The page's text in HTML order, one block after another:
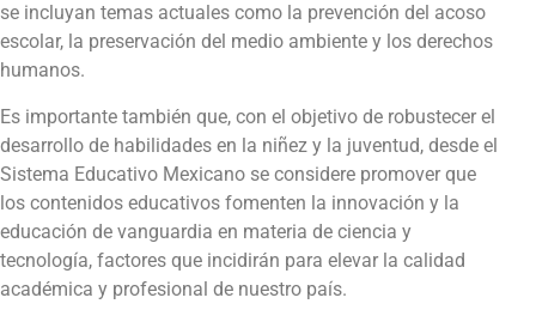
se incluyan temas actuales como la prevención del acoso
escolar, la preservación del medio ambiente y los derechos
humanos.
Es importante también que, con el objetivo de robustecer el
desarrollo de habilidades en la niñez y la juventud, desde el
Sistema Educativo Mexicano se considere promover que
los contenidos educativos fomenten la innovación y la
educación de vanguardia en materia de ciencia y
tecnología, factores que incidirán para elevar la calidad
académica y profesional de nuestro país.